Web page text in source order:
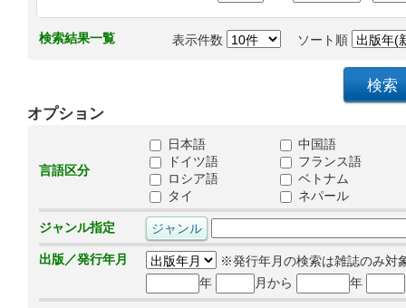
検索結果一覧 表示件数 ソート順
オプション
言語区分
日本語
中国語
ドイツ語
フランス語
ロシア語
ベトナム
タイ
ネパール
ジャンル指定
出版／発行年月
※発行年月の検索は雑誌のみ対
年
月から 年